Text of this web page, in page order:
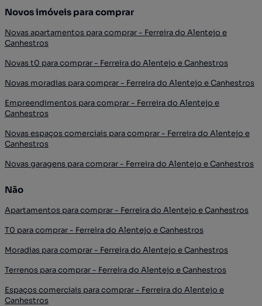
Novos imóveis para comprar
Novas apartamentos para comprar - Ferreira do Alentejo e
Canhestros
Novas t0 para comprar - Ferreira do Alentejo e Canhestros
Novas moradias para comprar - Ferreira do Alentejo e Canhestros
Empreendimentos para comprar - Ferreira do Alentejo e
Canhestros
Novas espaços comerciais para comprar - Ferreira do Alentejo e
Canhestros
Novas garagens para comprar - Ferreira do Alentejo e Canhestros
Não
Apartamentos para comprar - Ferreira do Alentejo e Canhestros
T0 para comprar - Ferreira do Alentejo e Canhestros
Moradias para comprar - Ferreira do Alentejo e Canhestros
Terrenos para comprar - Ferreira do Alentejo e Canhestros
Espaços comerciais para comprar - Ferreira do Alentejo e
Canhestros